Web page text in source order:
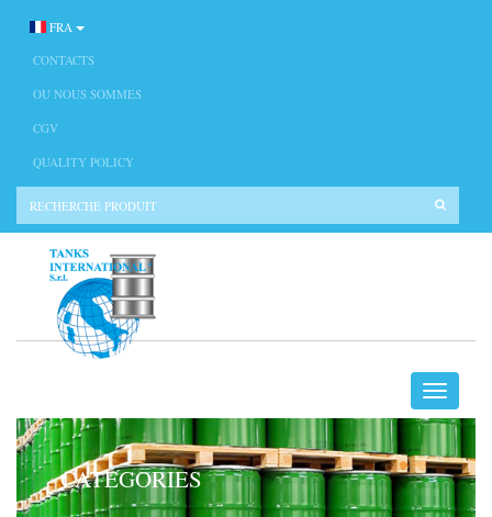
FRA
CONTACTS
OU NOUS SOMMES
CGV
QUALITY POLICY
CATÉGORIES